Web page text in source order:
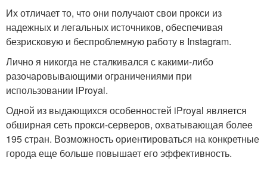
Их отличает то, что они получают свои прокси из
надежных и легальных источников, обеспечивая
безрисковую и беспроблемную работу в Instagram.
Лично я никогда не сталкивался с какими-либо
разочаровывающими ограничениями при
использовании iProyal.
Одной из выдающихся особенностей iProyal является
обширная сеть прокси-серверов, охватывающая более
195 стран. Возможность ориентироваться на конкретные
города еще больше повышает его эффективность.